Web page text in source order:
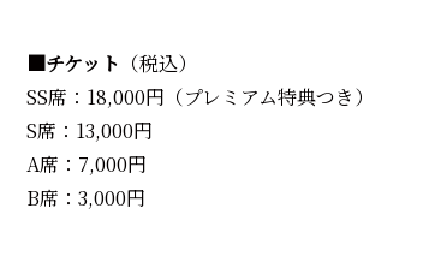
■チケット （税込）
SS席：18,000円（プレミアム特典つき）
S席：13,000円
A席：7,000円
B席：3,000円